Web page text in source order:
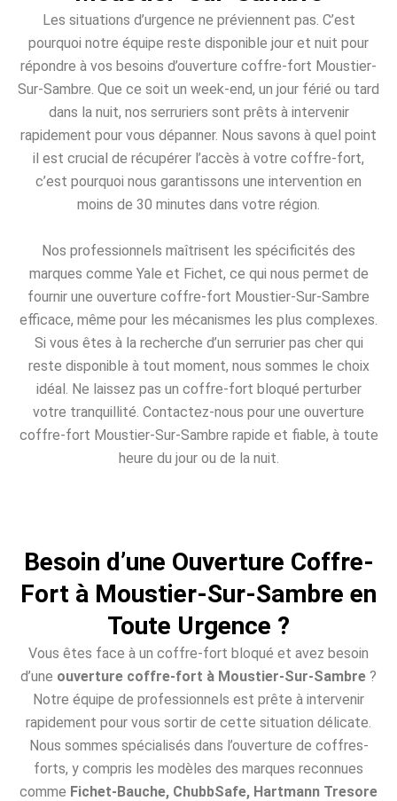
Les situations d’urgence ne préviennent pas. C’est
pourquoi notre équipe reste disponible jour et nuit pour
répondre à vos besoins d’ouverture coffre-fort Moustier-
Sur-Sambre. Que ce soit un week-end, un jour férié ou tard
dans la nuit, nos serruriers sont prêts à intervenir
rapidement pour vous dépanner. Nous savons à quel point
il est crucial de récupérer l’accès à votre coffre-fort,
c’est pourquoi nous garantissons une intervention en
moins de 30 minutes dans votre région.
Nos professionnels maîtrisent les spécificités des
marques comme Yale et Fichet, ce qui nous permet de
fournir une ouverture coffre-fort Moustier-Sur-Sambre
efficace, même pour les mécanismes les plus complexes.
Si vous êtes à la recherche d’un serrurier pas cher qui
reste disponible à tout moment, nous sommes le choix
idéal. Ne laissez pas un coffre-fort bloqué perturber
votre tranquillité. Contactez-nous pour une ouverture
coffre-fort Moustier-Sur-Sambre rapide et fiable, à toute
heure du jour ou de la nuit.
Besoin d’une Ouverture Coffre-
Fort à Moustier-Sur-Sambre en
Toute Urgence ?
Vous êtes face à un coffre-fort bloqué et avez besoin
d’une ouverture coffre-fort à Moustier-Sur-Sambre ?
Notre équipe de professionnels est prête à intervenir
rapidement pour vous sortir de cette situation délicate.
Nous sommes spécialisés dans l’ouverture de coffres-
forts, y compris les modèles des marques reconnues
comme Fichet-Bauche, ChubbSafe, Hartmann Tresore